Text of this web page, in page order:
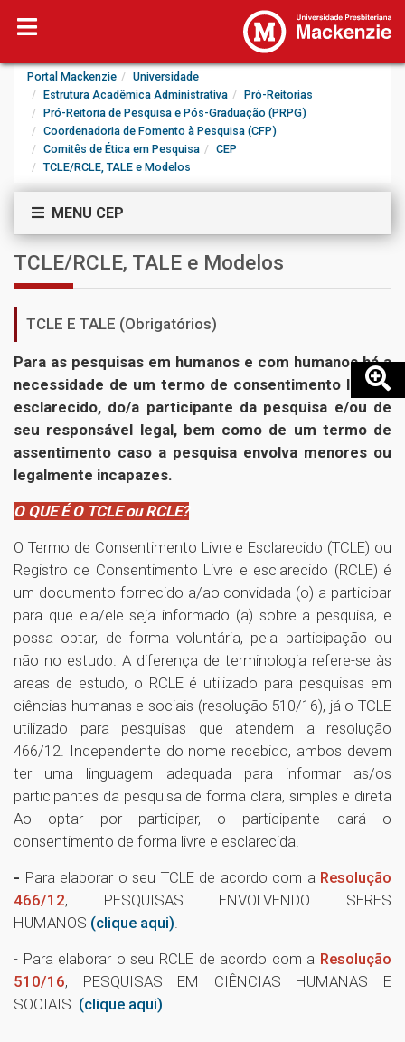
Portal Mackenzie
Universidade
Estrutura Acadêmica Administrativa
Pró-Reitorias
Pró-Reitoria de Pesquisa e Pós-Graduação (PRPG)
Coordenadoria de Fomento à Pesquisa (CFP)
Comitês de Ética em Pesquisa
CEP
TCLE/RCLE, TALE e Modelos
MENU CEP
TCLE/RCLE, TALE e Modelos
TCLE E TALE (Obrigatórios)
Para as pesquisas em humanos e com humanos há a
necessidade de um termo de consentimento livre e
esclarecido, do/a participante da pesquisa e/ou de
seu responsável legal, bem como de um termo de
assentimento caso a pesquisa envolva menores ou
legalmente incapazes.
O QUE É O TCLE ou RCLE?
O Termo de Consentimento Livre e Esclarecido (TCLE) ou
Registro de Consentimento Livre e esclarecido (RCLE) é
um documento fornecido a/ao convidada (o) a participar
para que ela/ele seja informado (a) sobre a pesquisa, e
possa optar, de forma voluntária, pela participação ou
não no estudo. A diferença de terminologia refere-se às
areas de estudo, o RCLE é utilizado para pesquisas em
ciências humanas e sociais (resolução 510/16), já o TCLE
utilizado para pesquisas que atendem a resolução
466/12. Independente do nome recebido, ambos devem
ter uma linguagem adequada para informar as/os
participantes da pesquisa de forma clara, simples e direta
Ao optar por participar, o participante dará o
consentimento de forma livre e esclarecida.
- Para elaborar o seu TCLE de acordo com a Resolução
466/12, PESQUISAS ENVOLVENDO SERES
HUMANOS (clique aqui).
- Para elaborar o seu RCLE de acordo com a Resolução
510/16, PESQUISAS EM CIÊNCIAS HUMANAS E
SOCIAIS (clique aqui)